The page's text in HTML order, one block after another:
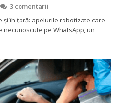
3 comentarii
și în țară: apelurile robotizate care
necunoscute pe WhatsApp, un